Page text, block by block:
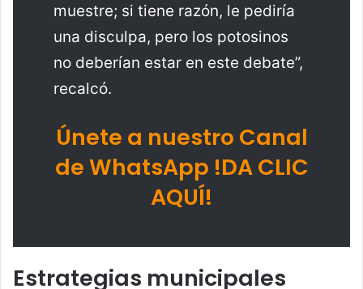
muestre; si tiene razón, le pediría
una disculpa, pero los potosinos
no deberían estar en este debate”,
recalcó.
Únete a nuestro Canal
de WhatsApp !DA CLIC
AQUÍ!
Estrategias municipales